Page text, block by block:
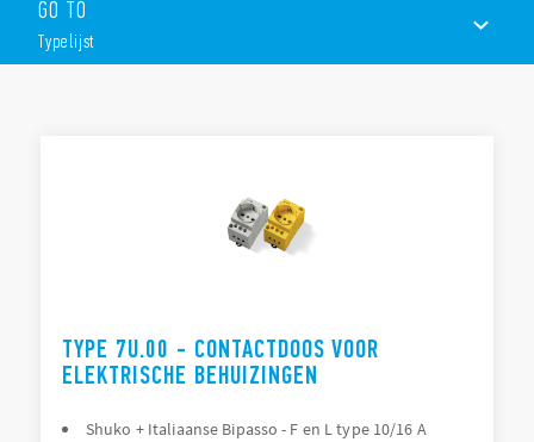
van Type.
Met of zonder LED-indicatie verkrijgbaar.
Montage op 35 mm DIN rail (EN 60715)
GO TO
Typelijst
TYPE 7U.00 - CONTACTDOOS VOOR
ELEKTRISCHE BEHUIZINGEN
Shuko + Italiaanse Bipasso - F en L type 10/16 A